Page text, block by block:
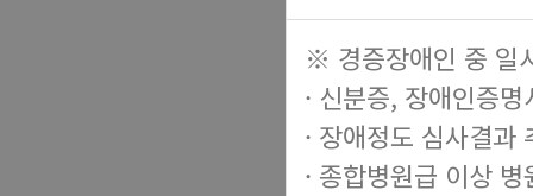
※ 경증장애인 중 일
· 신분증, 장애인증명
· 장애정도 심사결과
· 종합병원급 이상